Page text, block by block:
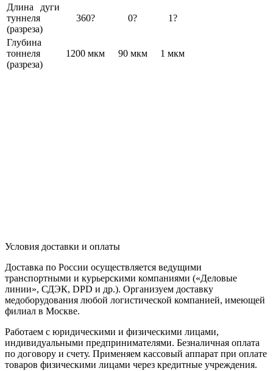
Длина дуги
туннеля
(разреза)
360? 0? 1?
Глубина
тоннеля
(разреза)
1200 мкм 90 мкм 1 мкм
Условия доставки и оплаты
Доставка по России осуществляется ведущими
транспортными и курьерскими компаниями («Деловые
линии», СДЭК, DPD и др.). Организуем доставку
медоборудования любой логистической компанией, имеющей
филиал в Москве.
Работаем с юридическими и физическими лицами,
индивидуальными предпринимателями. Безналичная оплата
по договору и счету. Применяем кассовый аппарат при оплате
товаров физическими лицами через кредитные учреждения.